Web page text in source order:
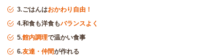
3.ごはんはおかわり自由！
4.和食も洋食もバランスよく
5.館内調理で温かい食事
6.友達・仲間が作れる